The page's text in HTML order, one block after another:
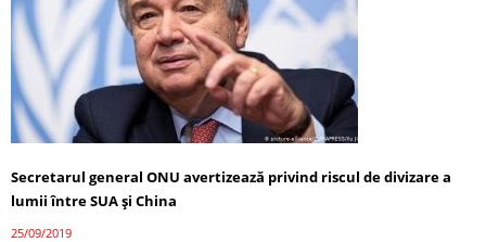
Secretarul general ONU avertizează privind riscul de divizare a
lumii între SUA şi China
25/09/2019